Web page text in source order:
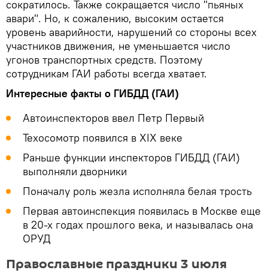
сократилось. Также сокращается число "пьяных
авари". Но, к сожалению, высоким остается
уровень аварийности, нарушений со стороны всех
участников движения, не уменьшается число
угонов транспортных средств. Поэтому
сотрудникам ГАИ работы всегда хватает.
Интересные факты о ГИБДД (ГАИ)
Автоинспекторов ввел Петр Первый
Техосомотр появился в XIX веке
Раньше функции инспекторов ГИБДД (ГАИ)
выполняли дворники
Поначалу роль жезла исполняла белая трость
Первая автоинспекция появилась в Москве еще
в 20-х годах прошлого века, и называлась она
ОРУД
Православные праздники 3 июля